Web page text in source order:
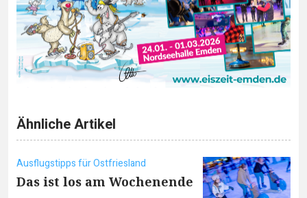
Ähnliche Artikel
Ausflugstipps für Ostfriesland
Das ist los am Wochenende